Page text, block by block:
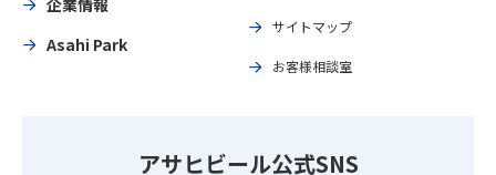
Asahi Park
サイトマップ
お客様相談室
アサヒビール公式SNS